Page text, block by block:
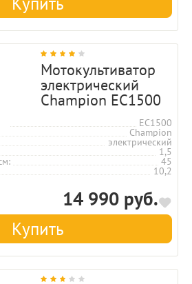
Мотокультиватор
электрический
Champion EC1500
EC1500
Champion
электрический
1,5
45
10,2
14 990 руб.
Купить